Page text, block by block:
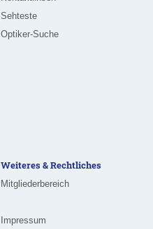
Sehteste
Optiker-Suche
Weiteres & Rechtliches
Mitgliederbereich
Impressum